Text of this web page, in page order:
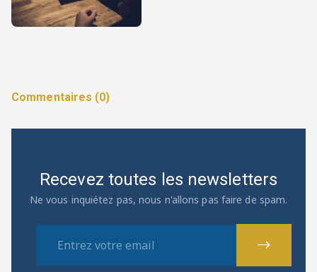
Commentaires (0)
Recevez toutes les newsletters
Ne vous inquiétez pas, nous n'allons pas faire de spam.